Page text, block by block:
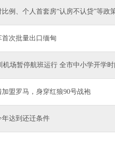
例、个人首套房“认房不认贷”等政
次批量出口缅甸
机场暂停航班运行 全市中小学开学
盟罗马，身穿红狼90号战袍
达到还迁条件